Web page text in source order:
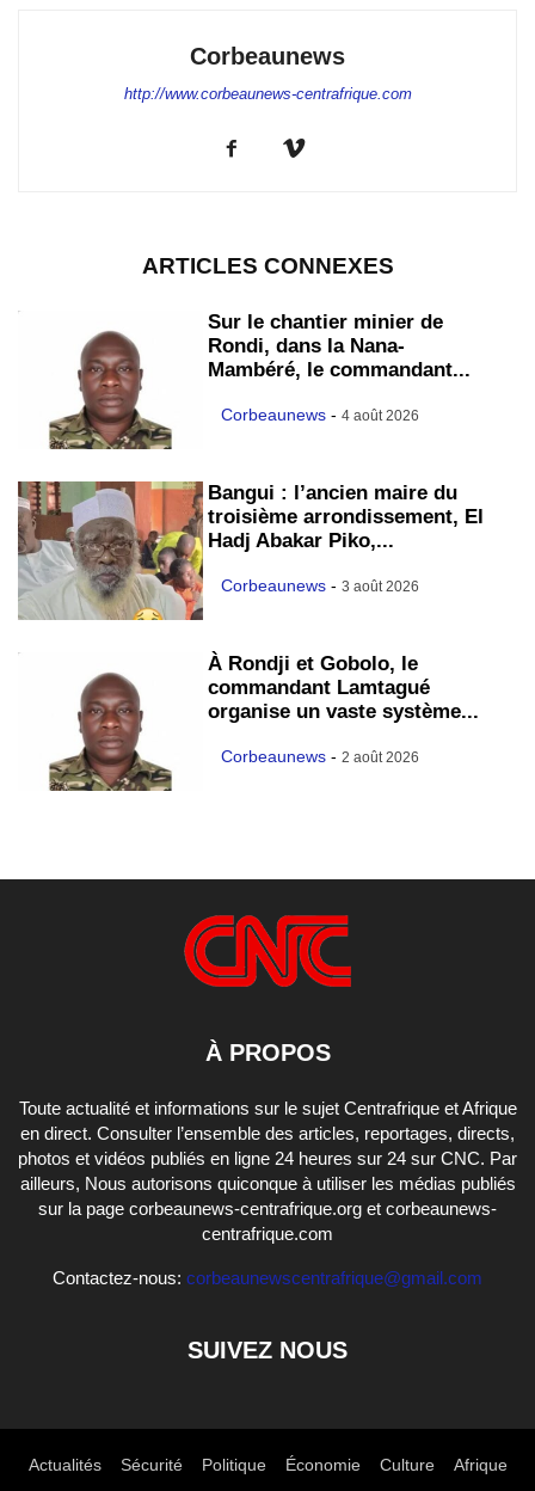
Corbeaunews
http://www.corbeaunews-centrafrique.com
ARTICLES CONNEXES
Sur le chantier minier de
Rondi, dans la Nana-
Mambéré, le commandant...
Corbeaunews - 4 août 2026
Bangui : l’ancien maire du
troisième arrondissement, El
Hadj Abakar Piko,...
Corbeaunews - 3 août 2026
À Rondji et Gobolo, le
commandant Lamtagué
organise un vaste système...
Corbeaunews - 2 août 2026
À PROPOS
Toute actualité et informations sur le sujet Centrafrique et Afrique
en direct. Consulter l’ensemble des articles, reportages, directs,
photos et vidéos publiés en ligne 24 heures sur 24 sur CNC. Par
ailleurs, Nous autorisons quiconque à utiliser les médias publiés
sur la page corbeaunews-centrafrique.org et corbeaunews-
centrafrique.com
Contactez-nous: corbeaunewscentrafrique@gmail.com
SUIVEZ NOUS
Actualités Sécurité Politique Économie Culture Afrique